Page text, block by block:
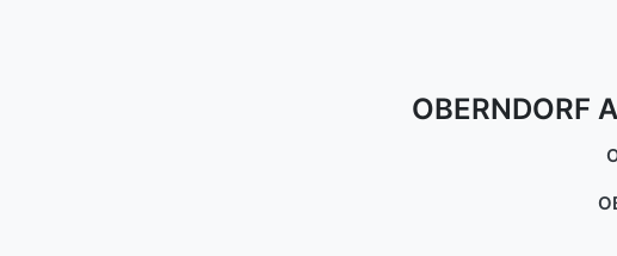
OBERNDORF